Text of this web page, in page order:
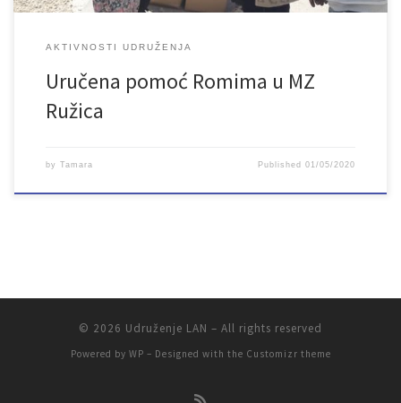
AKTIVNOSTI UDRUŽENJA
Uručena pomoć Romima u MZ
Ružica
by Tamara Published01/05/2020
© 2026 Udruženje LAN – All rights reserved
Powered by WP – Designed with the Customizr theme